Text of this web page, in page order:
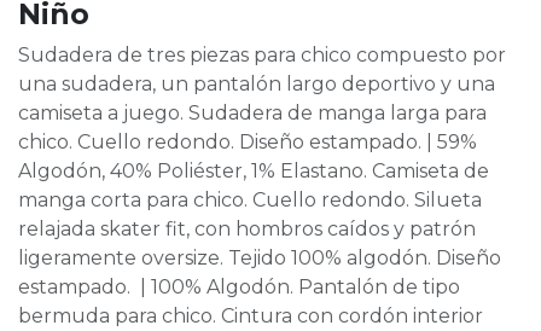
Niño
Sudadera de tres piezas para chico compuesto por
una sudadera, un pantalón largo deportivo y una
camiseta a juego. Sudadera de manga larga para
chico. Cuello redondo. Diseño estampado. | 59%
Algodón, 40% Poliéster, 1% Elastano. Camiseta de
manga corta para chico. Cuello redondo. Silueta
relajada skater fit, con hombros caídos y patrón
ligeramente oversize. Tejido 100% algodón. Diseño
estampado. | 100% Algodón. Pantalón de tipo
bermuda para chico. Cintura con cordón interior